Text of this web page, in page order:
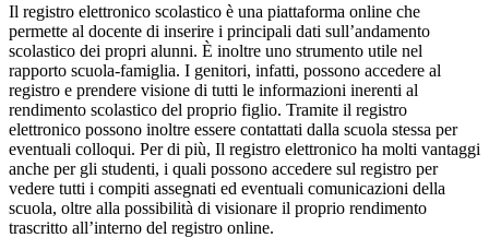
Il registro elettronico scolastico è una piattaforma online che
permette al docente di inserire i principali dati sull’andamento
scolastico dei propri alunni. È inoltre uno strumento utile nel
rapporto scuola-famiglia. I genitori, infatti, possono accedere al
registro e prendere visione di tutti le informazioni inerenti al
rendimento scolastico del proprio figlio. Tramite il registro
elettronico possono inoltre essere contattati dalla scuola stessa per
eventuali colloqui. Per di più, Il registro elettronico ha molti vantaggi
anche per gli studenti, i quali possono accedere sul registro per
vedere tutti i compiti assegnati ed eventuali comunicazioni della
scuola, oltre alla possibilità di visionare il proprio rendimento
trascritto all’interno del registro online.